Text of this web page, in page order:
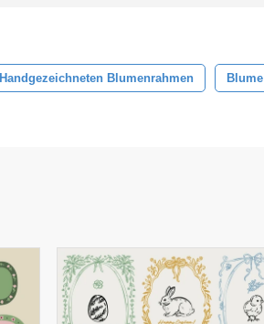
Handgezeichneten Blumenrahmen Blume